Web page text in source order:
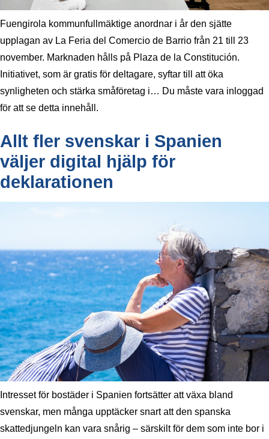
Fuengirola kommunfullmäktige anordnar i år den sjätte
upplagan av La Feria del Comercio de Barrio från 21 till 23
november. Marknaden hålls på Plaza de la Constitución.
Initiativet, som är gratis för deltagare, syftar till att öka
synligheten och stärka småföretag i… Du måste vara inloggad
för att se detta innehåll.
Allt fler svenskar i Spanien
väljer digital hjälp för
deklarationen
Intresset för bostäder i Spanien fortsätter att växa bland
svenskar, men många upptäcker snart att den spanska
skattedjungeln kan vara snårig – särskilt för dem som inte bor i